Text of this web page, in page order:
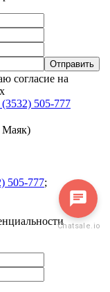
согласие на
505-777
505-777;
Chatsale.io